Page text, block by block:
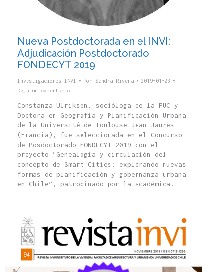
Nueva Postdoctorada en el INVI:
Adjudicación Postdoctorado
FONDECYT 2019
Investigaciones INVI Por Sandra Rivera
2019-01-23
Deja un comentario
Constanza Ulriksen, socióloga de la PUC y
Doctora en Geografía y Planificación Urbana
de la Université de Toulouse Jean Jaurès
(Francia), fue seleccionada en el Concurso
de Posdoctorado FONDECYT 2019 con el
proyecto “Genealogía y circulación del
concepto de Smart Cities: explorando nuevas
formas de planificación y gobernanza urbana
en Chile”, patrocinado por la académica…